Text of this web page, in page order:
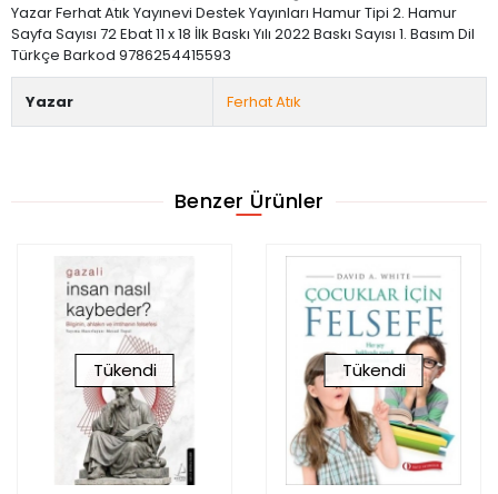
Yazar Ferhat Atık Yayınevi Destek Yayınları Hamur Tipi 2. Hamur
Sayfa Sayısı 72 Ebat 11 x 18 İlk Baskı Yılı 2022 Baskı Sayısı 1. Basım Dil
Türkçe Barkod 9786254415593
Yazar Ferhat Atık
Benzer Ürünler
Tükendi Tükendi